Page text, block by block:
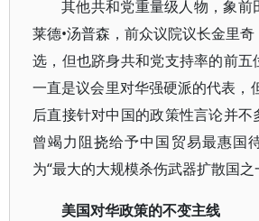
其他共和党重量级人物，象前
莱德•汤普森，前众议院议长金里
选，但也跻身共和党支持率的前五
一直是议会里对华强硬派的代表，
后直接针对中国的政策性言论并
曾竭力阻挠给予中国贸易最惠国
为“最大的大规模杀伤武器扩散国之
美国对华政策的不变主线